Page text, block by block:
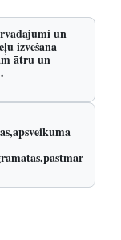
un
izvešana
ātru un